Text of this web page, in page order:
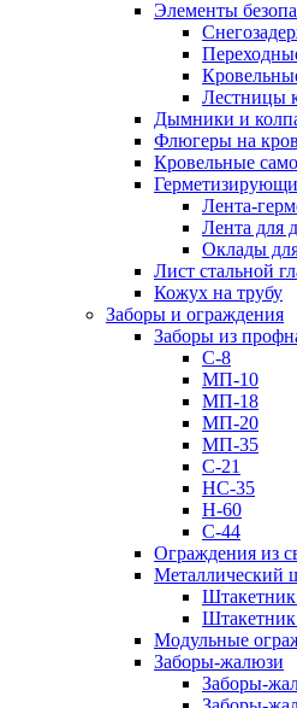
Элементы
Лестницы
Дымники и
Флюгеры на
Кровельные
Лента-
Лента для
Оклады
Лист стальной
Кожух на трубу
Заборы и ограждения
Заборы из
С-8
МП-10
МП-18
МП-20
МП-35
С-21
НС-35
Н-60
С-44
Ограждения из
Металлический
Модульные
Заборы-жалюзи
Заборы-